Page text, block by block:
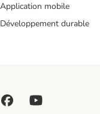
Application mobile
Développement durable